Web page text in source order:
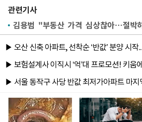
관련기사
김용범 "부동산 가격 심상찮아…절박